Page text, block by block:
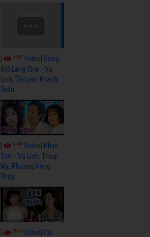
3659Video] Sóng
Gió Làng Chài - Vũ
Linh, Tài Linh, Khánh
Tuấn
3441Video] Nhạc
Tình - Vũ Linh, Thoại
Mỹ, Phương Hồng
Thủy
3966Video] Cải